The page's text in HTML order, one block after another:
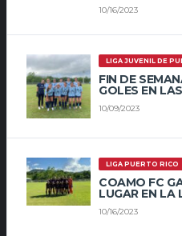
10/16/2023
LIGA JUVENIL DE
FIN DE
GOLES EN
10/09/2023
LIGA PUERTO RICO
COAMO FC
LUGAR EN LA
10/16/2023